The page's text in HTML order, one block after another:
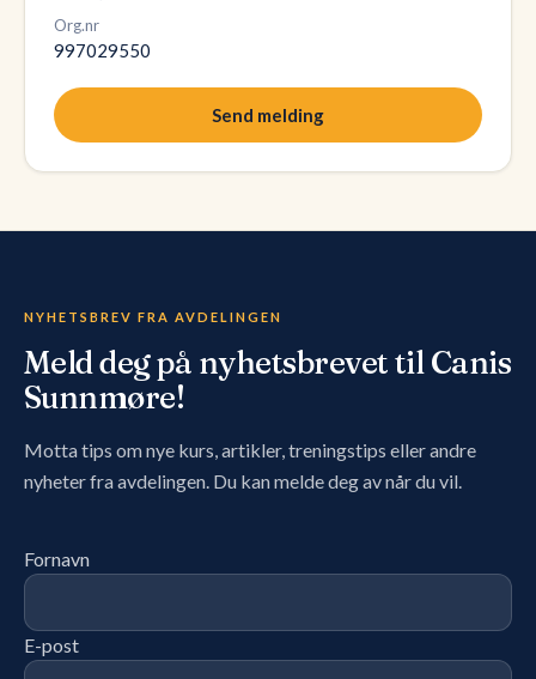
Org.nr
997029550
Send melding
NYHETSBREV FRA AVDELINGEN
Meld deg på nyhetsbrevet til Canis
Sunnmøre!
Motta tips om nye kurs, artikler, treningstips eller andre
nyheter fra avdelingen. Du kan melde deg av når du vil.
Fornavn
E-post